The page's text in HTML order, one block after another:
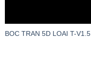
BOC TRAN 5D LOAI T-V1.5